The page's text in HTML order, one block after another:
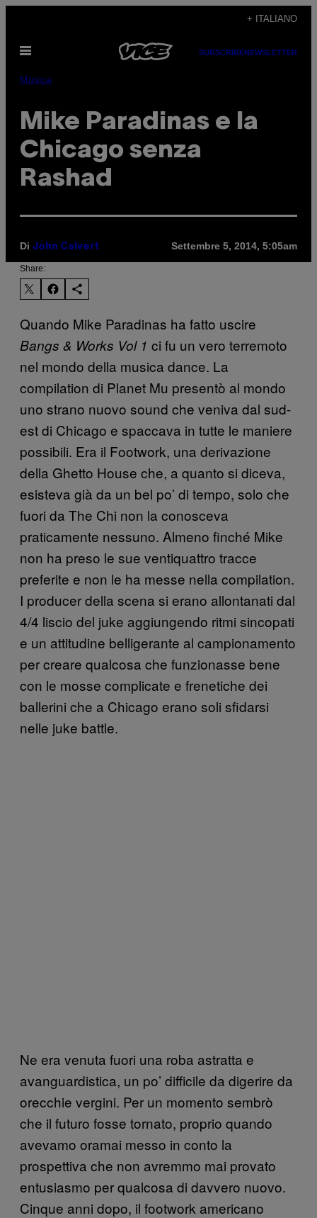
contenuto
+ ITALIANO
Apri
SUBSCRIBENEWSLETTER
Música
Mike Paradinas e la
Chicago senza
Rashad
Di John Calvert Settembre 5, 2014, 5:05am
Share:
Quando Mike Paradinas ha fatto uscire
Bangs & Works Vol 1 ci fu un vero terremoto
nel mondo della musica dance. La
compilation di Planet Mu presentò al mondo
uno strano nuovo sound che veniva dal sud-
est di Chicago e spaccava in tutte le maniere
possibili. Era il Footwork, una derivazione
della Ghetto House che, a quanto si diceva,
esisteva già da un bel po’ di tempo, solo che
fuori da The Chi non la conosceva
praticamente nessuno. Almeno finché Mike
non ha preso le sue ventiquattro tracce
preferite e non le ha messe nella compilation.
I producer della scena si erano allontanati dal
4/4 liscio del juke aggiungendo ritmi sincopati
e un attitudine belligerante al campionamento
per creare qualcosa che funzionasse bene
con le mosse complicate e frenetiche dei
ballerini che a Chicago erano soli sfidarsi
nelle juke battle.
Ne era venuta fuori una roba astratta e
avanguardistica, un po’ difficile da digerire da
orecchie vergini. Per un momento sembrò
che il futuro fosse tornato, proprio quando
avevamo oramai messo in conto la
prospettiva che non avremmo mai provato
entusiasmo per qualcosa di davvero nuovo.
Cinque anni dopo, il footwork americano